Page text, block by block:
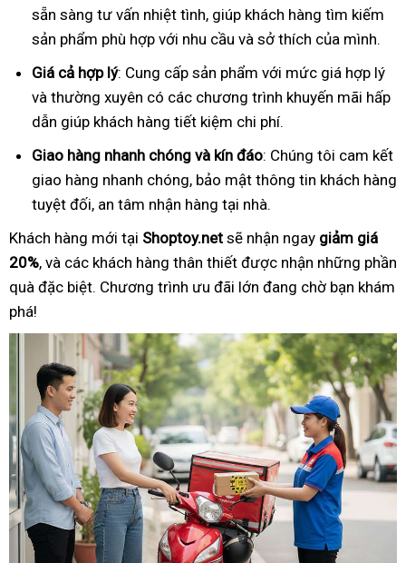
sẵn sàng tư vấn nhiệt tình, giúp khách hàng tìm kiếm
sản phẩm phù hợp với nhu cầu và sở thích của mình.
Giá cả hợp lý: Cung cấp sản phẩm với mức giá hợp lý
và thường xuyên có các chương trình khuyến mãi hấp
dẫn giúp khách hàng tiết kiệm chi phí.
Giao hàng nhanh chóng và kín đáo: Chúng tôi cam kết
giao hàng nhanh chóng, bảo mật thông tin khách hàng
tuyệt đối, an tâm nhận hàng tại nhà.
Khách hàng mới tại Shoptoy.net sẽ nhận ngay giảm giá
20%, và các khách hàng thân thiết được nhận những phần
quà đặc biệt. Chương trình ưu đãi lớn đang chờ bạn khám
phá!